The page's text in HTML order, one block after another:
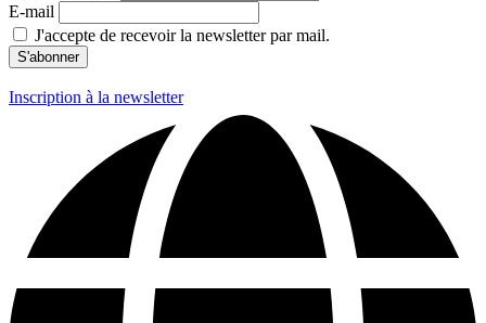
E-mail
J'accepte de recevoir la newsletter par mail.
Inscription à la newsletter